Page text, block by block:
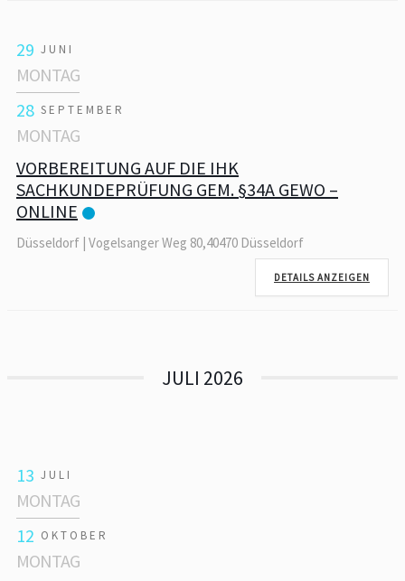
29 JUNI
MONTAG
28 SEPTEMBER
MONTAG
VORBEREITUNG AUF DIE IHK
SACHKUNDEPRÜFUNG GEM. §34A GEWO –
ONLINE
Düsseldorf | Vogelsanger Weg 80,40470 Düsseldorf
DETAILS ANZEIGEN
JULI 2026
13 JULI
MONTAG
12 OKTOBER
MONTAG